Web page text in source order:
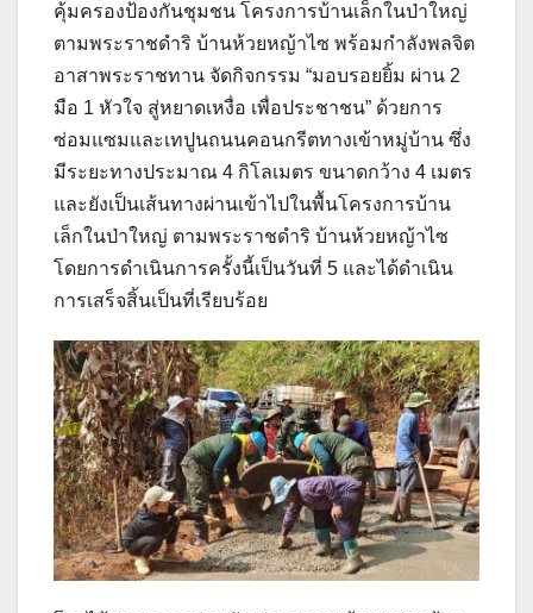
คุ้มครองป้องกันชุมชน โครงการบ้านเล็กในป่าใหญ่
ตามพระราชดำริ บ้านห้วยหญ้าไซ พร้อมกำลังพลจิต
อาสาพระราชทาน จัดกิจกรรม “มอบรอยยิ้ม ผ่าน 2
มือ 1 หัวใจ สู่หยาดเหงื่อ เพื่อประชาชน” ด้วยการ
ซ่อมแซมและเทปูนถนนคอนกรีตทางเข้าหมู่บ้าน ซึ่ง
มีระยะทางประมาณ 4 กิโลเมตร ขนาดกว้าง 4 เมตร
และยังเป็นเส้นทางผ่านเข้าไปในพื้นโครงการบ้าน
เล็กในป่าใหญ่ ตามพระราชดำริ บ้านห้วยหญ้าไซ
โดยการดำเนินการครั้งนี้เป็นวันที่ 5 และได้ดำเนิน
การเสร็จสิ้นเป็นที่เรียบร้อย